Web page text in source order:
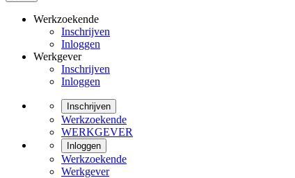
Werkzoekende
Inschrijven
Inloggen
Werkgever
Inschrijven
Inloggen
Inschrijven
Werkzoekende
WERKGEVER
Inloggen
Werkzoekende
Werkgever